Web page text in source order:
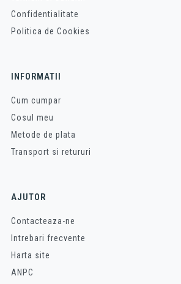
Confidentialitate
Politica de Cookies
INFORMATII
Cum cumpar
Cosul meu
Metode de plata
Transport si retururi
AJUTOR
Contacteaza-ne
Intrebari frecvente
Harta site
ANPC